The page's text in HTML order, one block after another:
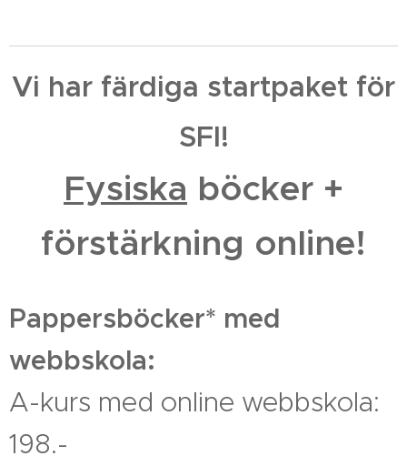
Vi har färdiga startpaket för
SFI!
Fysiska böcker +
förstärkning online!
Pappersböcker* med
webbskola:
A-kurs med online webbskola:
198.-